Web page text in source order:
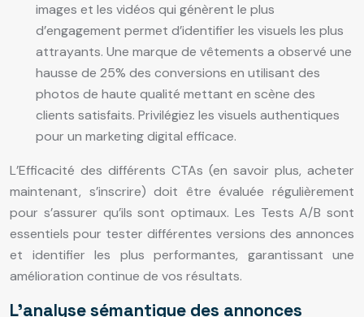
images et les vidéos qui génèrent le plus
d’engagement permet d’identifier les visuels les plus
attrayants. Une marque de vêtements a observé une
hausse de 25% des conversions en utilisant des
photos de haute qualité mettant en scène des
clients satisfaits. Privilégiez les visuels authentiques
pour un marketing digital efficace.
L’Efficacité des différents CTAs (en savoir plus, acheter
maintenant, s’inscrire) doit être évaluée régulièrement
pour s’assurer qu’ils sont optimaux. Les Tests A/B sont
essentiels pour tester différentes versions des annonces
et identifier les plus performantes, garantissant une
amélioration continue de vos résultats.
L’analyse sémantique des annonces